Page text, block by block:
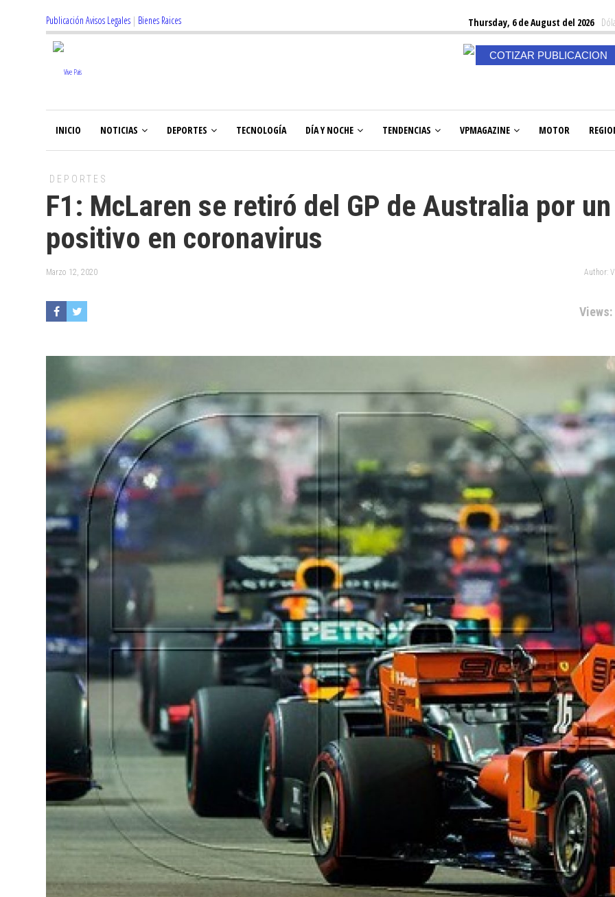
Publicación Avisos Legales | Bienes Raices Thursday, 6 de August del 2026
COTIZAR PUBLICACION
INICIO NOTICIAS DEPORTES TECNOLOGÍA DÍA Y NOCHE TENDENCIAS VPMAGAZINE MOTOR
DEPORTES
F1: McLaren se retiró del GP de Australia por un
positivo en coronavirus
Marzo 12, 2020 Author:
Views: